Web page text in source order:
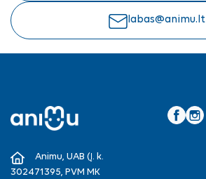
labas@animu.lt
Animu, UAB (Į. k.
302471395, PVM MK